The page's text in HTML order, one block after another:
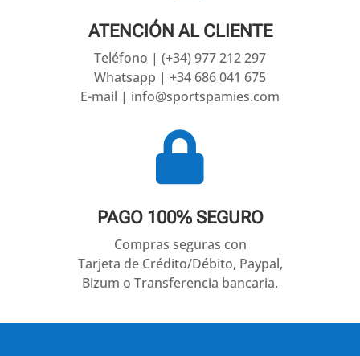
ATENCIÓN AL CLIENTE
Teléfono | (+34) 977 212 297
Whatsapp | +34 686 041 675
E-mail | info@sportspamies.com

PAGO 100% SEGURO
Compras seguras con
Tarjeta de Crédito/Débito, Paypal,
Bizum o Transferencia bancaria.